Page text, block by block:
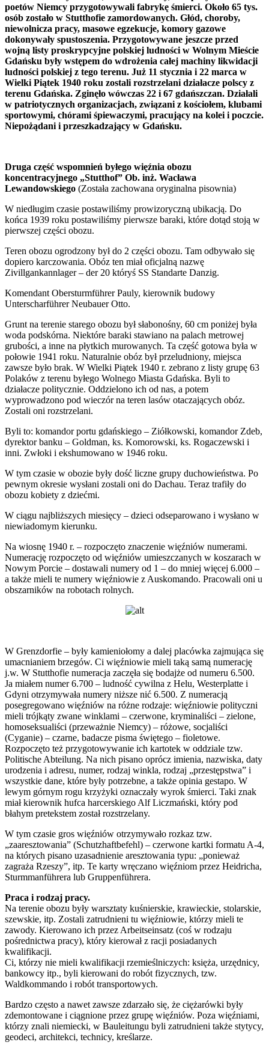
poetów Niemcy przygotowywali fabrykę śmierci. Około 65 tys.
osób zostało w Stutthofie zamordowanych. Głód, choroby,
niewolnicza pracy, masowe egzekucje, komory gazowe
dokonywały spustoszenia. Przygotowywane jeszcze przed
wojną listy proskrypcyjne polskiej ludności w Wolnym Mieście
Gdańsku były wstępem do wdrożenia całej machiny likwidacji
ludności polskiej z tego terenu. Już 11 stycznia i 22 marca w
Wielki Piątek 1940 roku zostali rozstrzelani działacze polscy z
terenu Gdańska. Zginęło wówczas 22 i 67 gdańszczan. Działali
w patriotycznych organizacjach, związani z kościołem, klubami
sportowymi, chórami śpiewaczymi, pracujący na kolei i poczcie.
Niepożądani i przeszkadzający w Gdańsku.
Druga część wspomnień byłego więźnia obozu
koncentracyjnego „Stutthof” Ob. inż. Wacława
Lewandowskiego (Została zachowana oryginalna pisownia)
W niedługim czasie postawiliśmy prowizoryczną ubikacją. Do
końca 1939 roku postawiliśmy pierwsze baraki, które dotąd stoją w
pierwszej części obozu.
Teren obozu ogrodzony był do 2 części obozu. Tam odbywało się
dopiero karczowania. Obóz ten miał oficjalną nazwę
Zivillgankannlager – der 20 któryś SS Standarte Danzig.
Komendant Obersturmführer Pauly, kierownik budowy
Unterscharführer Neubauer Otto.
Grunt na terenie starego obozu był słabonośny, 60 cm poniżej była
woda podskórna. Niektóre baraki stawiano na palach metrowej
grubości, a inne na płytkich murowanych. Ta część gotowa była w
połowie 1941 roku. Naturalnie obóz był przeludniony, miejsca
zawsze było brak. W Wielki Piątek 1940 r. zebrano z listy grupę 63
Polaków z terenu byłego Wolnego Miasta Gdańska. Byli to
działacze politycznie. Oddzielono ich od nas, a potem
wyprowadzono pod wieczór na teren lasów otaczających obóz.
Zostali oni rozstrzelani.
Byli to: komandor portu gdańskiego – Ziółkowski, komandor Zdeb,
dyrektor banku – Goldman, ks. Komorowski, ks. Rogaczewski i
inni. Zwłoki i ekshumowano w 1946 roku.
W tym czasie w obozie były dość liczne grupy duchowieństwa. Po
pewnym okresie wysłani zostali oni do Dachau. Teraz trafiły do
obozu kobiety z dziećmi.
W ciągu najbliższych miesięcy – dzieci odseparowano i wysłano w
niewiadomym kierunku.
Na wiosnę 1940 r. – rozpoczęto znaczenie więźniów numerami.
Numerację rozpoczęto od więźniów umieszczanych w koszarach w
Nowym Porcie – dostawali numery od 1 – do mniej więcej 6.000 –
a także mieli te numery więźniowie z Auskomando. Pracowali oni u
obszarników na robotach rolnych.
W Grenzdorfie – były kamieniołomy a dalej placówka zajmująca się
umacnianiem brzegów. Ci więźniowie mieli taką samą numerację
j.w. W Stutthofie numeracja zaczęła się bodajże od numeru 6.500.
Ja miałem numer 6.700 – ludność cywilna z Helu, Westerplatte i
Gdyni otrzymywała numery niższe nić 6.500. Z numeracją
posegregowano więźniów na różne rodzaje: więźniowie polityczni
mieli trójkąty zwane winklami – czerwone, kryminaliści – zielone,
homoseksualiści (przeważnie Niemcy) – różowe, socjaliści
(Cyganie) – czarne, badacze pisma świętego – fioletowe.
Rozpoczęto też przygotowywanie ich kartotek w oddziale tzw.
Politische Abteilung. Na nich pisano oprócz imienia, nazwiska, daty
urodzenia i adresu, numer, rodzaj winkla, rodzaj „przestępstwa” i
wszystkie dane, które były potrzebne, a także opinia gestapo. W
lewym górnym rogu krzyżyki oznaczały wyrok śmierci. Taki znak
miał kierownik hufca harcerskiego Alf Liczmański, który pod
błahym pretekstem został rozstrzelany.
W tym czasie gros więźniów otrzymywało rozkaz tzw.
„zaaresztowania” (Schutzhaftbefehl) – czerwone kartki formatu A-4,
na których pisano uzasadnienie aresztowania typu: „ponieważ
zagraża Rzeszy”, itp. Te karty wręczano więźniom przez Heidricha,
Sturmmanführera lub Gruppenführera.
Praca i rodzaj pracy.
Na terenie obozu były warsztaty kuśnierskie, krawieckie, stolarskie,
szewskie, itp. Zostali zatrudnieni tu więźniowie, którzy mieli te
zawody. Kierowano ich przez Arbeitseinsatz (coś w rodzaju
pośrednictwa pracy), który kierował z racji posiadanych
kwalifikacji.
Ci, którzy nie mieli kwalifikacji rzemieślniczych: księża, urzędnicy,
bankowcy itp., byli kierowani do robót fizycznych, tzw.
Waldkommando i robót transportowych.
Bardzo często a nawet zawsze zdarzało się, że ciężarówki były
zdemontowane i ciągnione przez grupę więźniów. Poza więźniami,
którzy znali niemiecki, w Bauleitungu byli zatrudnieni także stytycy,
geodeci, architekci, technicy, kreślarze.